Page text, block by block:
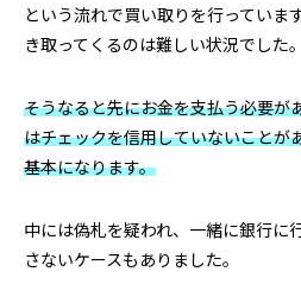
という流れで買い取りを行っていま
き取ってくるのは難しい状況でした。
そうなると先にお金を支払う必要が
はチェックを信用していないことが
基本になります。
中には偽札を疑われ、一緒に銀行に
さないケースもありました。